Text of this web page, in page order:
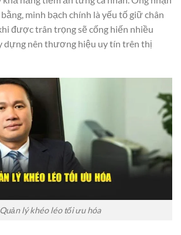
minh bạch chính là yếu tố giữ chân
được trân trọng sẽ cống hiến nhiều
dựng nên thương hiệu uy tín trên thị
Quản lý khéo léo tối ưu hóa